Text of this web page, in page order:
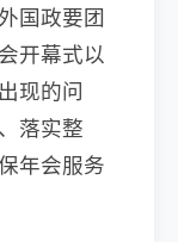
国政要团
开幕式以
现的问
落实整
年会服务